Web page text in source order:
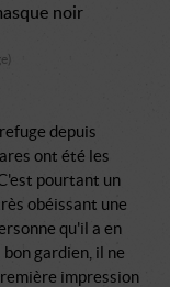
noir
depuis
ont été les
pourtant un
obéissant une
qu'il a en
gardien, il ne
impression